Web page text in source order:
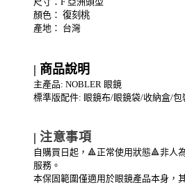
顏色： 復刻桃
產地： 台灣
| 商品說明
主產品: NOBLER 眼鏡
標準版配件: 眼鏡布/眼鏡袋/收納盒/
| 注意事項
自購買日起，🔺正常使用狀態🔺非人
服務。
本保固範圍僅適用於眼鏡產品本身，